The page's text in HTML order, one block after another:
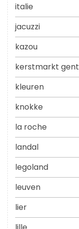
italie
jacuzzi
kazou
kerstmarkt gent
kleuren
knokke
la roche
landal
legoland
leuven
lier